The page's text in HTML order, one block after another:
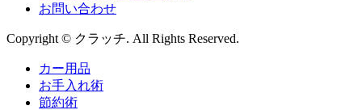
お問い合わせ
Copyright © クラッチ. All Rights Reserved.
カー用品
お手入れ術
節約術